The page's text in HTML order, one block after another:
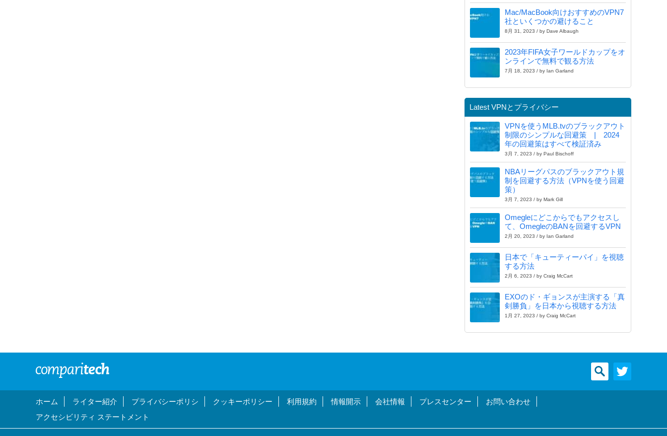
Mac/MacBook向けおすすめのVPN7
社といくつかの避けること
8月 31, 2023 / by Dave Albaugh
2023年FIFA女子ワールドカップをオ
ンラインで無料で観る方法
7月 18, 2023 / by Ian Garland
Latest VPNとプライバシー
VPNを使うMLB.tvのブラックアウト
制限のシンプルな回避策 | 2024
年の回避策はすべて検証済み
3月 7, 2023 / by Paul Bischoff
NBAリーグパスのブラックアウト規
制を回避する方法（VPNを使う回避
策）
3月 7, 2023 / by Mark Gill
Omegleにどこからでもアクセスし
て、OmegleのBANを回避するVPN
2月 20, 2023 / by Ian Garland
日本で「キューティーパイ」を視聴
する方法
2月 6, 2023 / by Craig McCart
EXOのド・ギョンスが主演する「真
剣勝負」を日本から視聴する方法
1月 27, 2023 / by Craig McCart
ホーム ライター紹介 プライバシーポリシ クッキーポリシー 利用規約 情報開示 会社情報 プレスセンター
お問い合わせ
アクセシビリティ ステートメント